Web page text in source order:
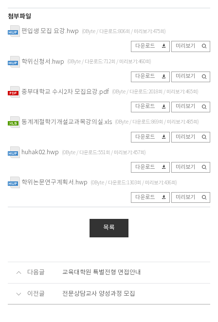
첨부파일
편입생 모집 요강.hwp (0Byte / 다운로드:806회 / 미리보기:475회)
다운로드 미리보기
학위신청서.hwp (0Byte / 다운로드:712회 / 미리보기:460회)
다운로드 미리보기
중부대학교 수시2차 모집요강.pdf (0Byte / 다운로드:2018회 / 미리보기:465회)
다운로드 미리보기
동계계절학기개설교과목강의실.xls (0Byte / 다운로드:869회 / 미리보기:485회)
다운로드 미리보기
huhak02.hwp (0Byte / 다운로드:551회 / 미리보기:457회)
다운로드 미리보기
학위논문연구계획서.hwp (0Byte / 다운로드:1303회 / 미리보기:436회)
다운로드 미리보기
목록
다음글 교육대학원 특별전형 면접안내
이전글 전문상담교사 양성과정 모집